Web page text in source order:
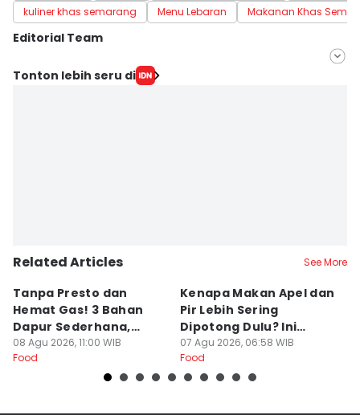
kuliner khas semarang
Menu Lebaran Makanan Khas
Editorial Team
Editor
Tonton lebih seru di
Related Articles See More
Tanpa Presto dan
Hemat Gas! 3 Bahan
Dapur Sederhana,
Daging Sapi Empuk
Dalam 15 Menit
08 Agu 2026, 11:00 WIB
Food
Kenapa Makan Apel dan
Pir Lebih Sering
Dipotong Dulu? Ini
Alasannya
07 Agu 2026, 06:58 WIB
Food